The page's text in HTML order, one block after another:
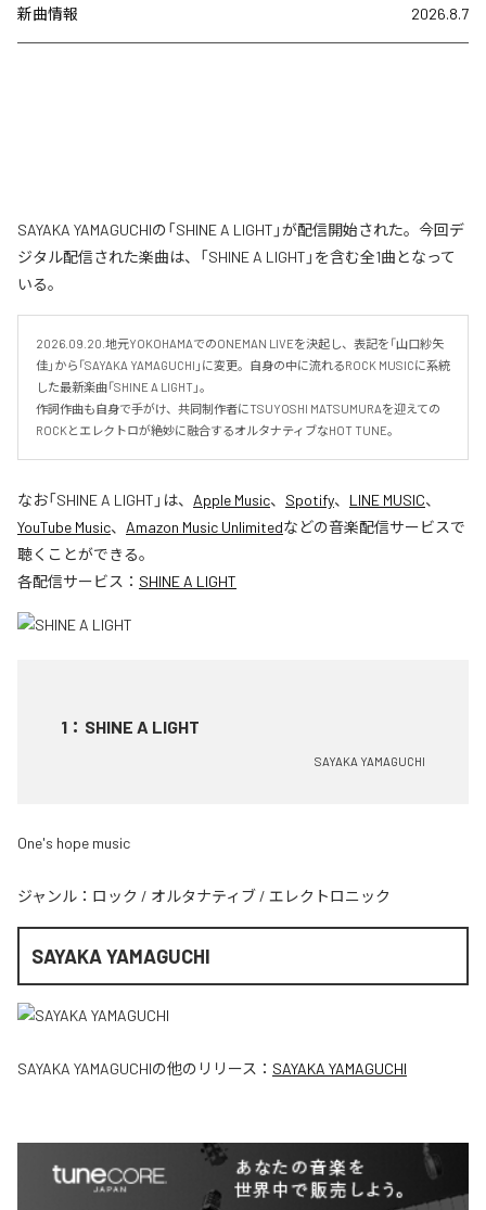
新曲情報 2026.8.7
SAYAKA YAMAGUCHIの「SHINE A LIGHT」が配信開始された。今回デ
ジタル配信された楽曲は、「SHINE A LIGHT」を含む全1曲となって
いる。
2026.09.20.地元YOKOHAMAでのONEMAN LIVEを決起し、表記を「山口紗矢
佳」から「SAYAKA YAMAGUCHI」に変更。自身の中に流れるROCK MUSICに系統
した最新楽曲「SHINE A LIGHT」。
作詞作曲も自身で手がけ、共同制作者にTSUYOSHI MATSUMURAを迎えての
ROCKとエレクトロが絶妙に融合するオルタナティブなHOT TUNE。
なお「SHINE A LIGHT 」は、 Apple Music、 Spotify、 LINE MUSIC、
YouTube Music、 Amazon Music Unlimitedなどの音楽配信サービスで
聴くことができる。
各配信サービス： SHINE A LIGHT
1 ： SHINE A LIGHT
SAYAKA YAMAGUCHI
One's hope music
ジャンル： ロック / オルタナティブ / エレクトロニック
SAYAKA YAMAGUCHI
SAYAKA YAMAGUCHIの他のリリース： SAYAKA YAMAGUCHI